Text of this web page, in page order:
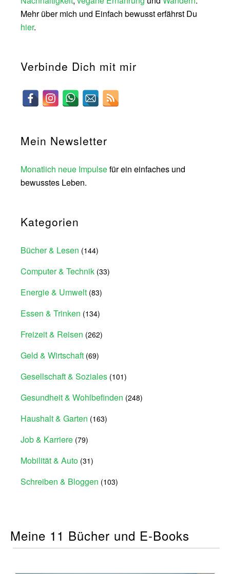
Mehr über mich und Einfach bewusst erfährst Du
hier.
Verbinde Dich mit mir
Mein Newsletter
Monatlich neue Impulsefür ein einfaches und
bewusstes Leben.
Kategorien
Bücher & Lesen (144)
Computer & Technik (33)
Energie & Umwelt (83)
Essen & Trinken (134)
Freizeit & Reisen (262)
Geld & Wirtschaft (69)
Gesellschaft & Soziales (101)
Gesundheit & Wohlbefinden (248)
Haushalt & Garten (163)
Job & Karriere (79)
Mobilität & Auto (31)
Schreiben & Bloggen (103)
Meine 11 Bücher und E-Books